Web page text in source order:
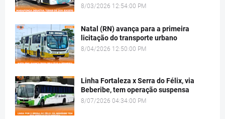
8/03/2026 12:54:00 PM
Natal (RN) avança para a primeira
licitação do transporte urbano
8/04/2026 12:50:00 PM
Linha Fortaleza x Serra do Félix, via
Beberibe, tem operação suspensa
8/07/2026 04:34:00 PM